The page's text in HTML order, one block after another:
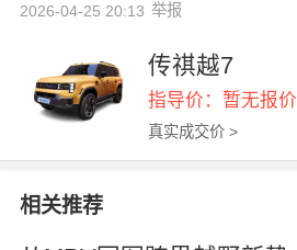
2026-04-25 20:13 举报
传祺越7
指导价：暂无报价
真实成交价 >
相关推荐